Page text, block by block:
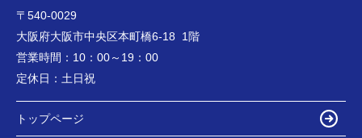
〒540-0029
大阪府大阪市中央区本町橋6-18 1階
営業時間： 10：00～19：00
定休日： 土日祝
トップページ